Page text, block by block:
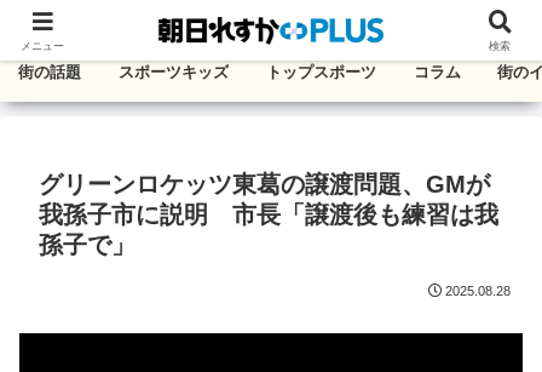
千葉・東葛エリアのタウン情報紙
街の話題 スポーツキッズ トップスポーツ コラム 街の
グリーンロケッツ東葛の譲渡問題、GMが
我孫子市に説明 市長「譲渡後も練習は我
孫子で」
2025.08.28
メニュー 検索